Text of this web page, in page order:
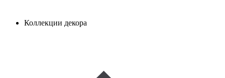
Коллекции декора